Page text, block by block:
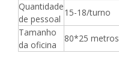
Quantidade
de pessoal
15-18/turno
Tamanho
da oficina
80*25 metros